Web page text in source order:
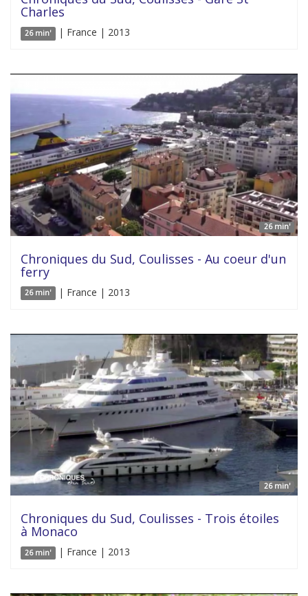
Charles
26 min' | France | 2013
26 min'
Chroniques du Sud, Coulisses - Au coeur d'un
ferry
26 min' | France | 2013
26 min'
Chroniques du Sud, Coulisses - Trois étoiles
à Monaco
26 min' | France | 2013